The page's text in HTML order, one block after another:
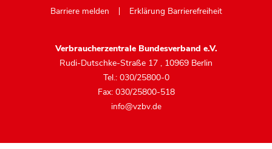
Barriere melden
Erklärung Barrierefreiheit
Verbraucherzentrale Bundesverband e.V.
Rudi-Dutschke-Straße 17 , 10969 Berlin
Tel.: 030/25800-0
Fax: 030/25800-518
info@vzbv.de